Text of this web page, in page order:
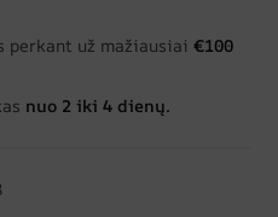
perkant už mažiausiai€100
nuo 2 iki 4 dienų.